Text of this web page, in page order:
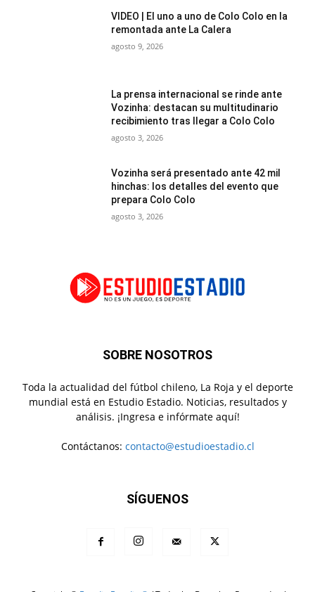
VIDEO | El uno a uno de Colo Colo en la
remontada ante La Calera
agosto 9, 2026
La prensa internacional se rinde ante
Vozinha: destacan su multitudinario
recibimiento tras llegar a Colo Colo
agosto 3, 2026
Vozinha será presentado ante 42 mil
hinchas: los detalles del evento que
prepara Colo Colo
agosto 3, 2026
SOBRE NOSOTROS
Toda la actualidad del fútbol chileno, La Roja y el deporte
mundial está en Estudio Estadio. Noticias, resultados y
análisis. ¡Ingresa e infórmate aquí!
Contáctanos: contacto@estudioestadio.cl
SÍGUENOS